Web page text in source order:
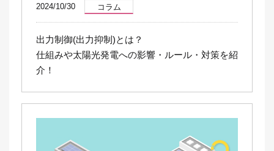
2024/10/30 コラム
出力制御(出力抑制)とは？
仕組みや太陽光発電への影響・ルール・対策を紹
介！